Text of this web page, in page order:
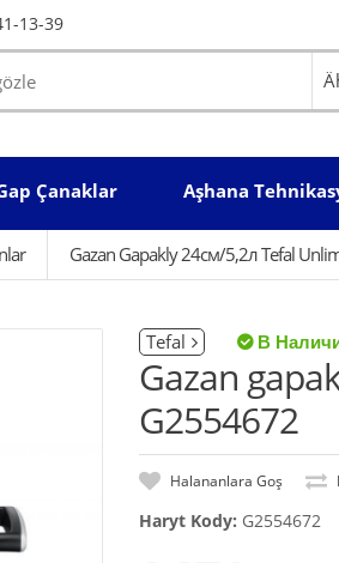
13-39
Çanaklar Aşhana
Gazan Gapakly 24см/5,2л Tefal
Tefal
Gazan
G2554672
Halananlara Goş
Haryt Kody: G2554672